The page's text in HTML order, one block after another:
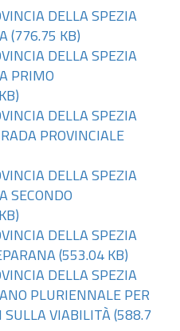
DELLA SPEZIA
(776.75 KB)
DELLA SPEZIA
PRIMO
DELLA SPEZIA
PROVINCIALE
DELLA SPEZIA
SECONDO
DELLA SPEZIA
(553.04 KB)
DELLA SPEZIA
PLURIENNALE PER
SULLA VIABILITÀ (588.7